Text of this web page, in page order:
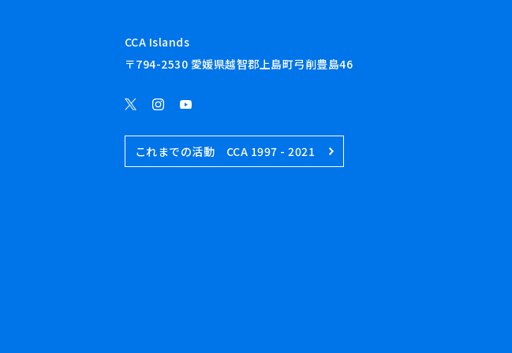
CCA Islands
〒794-2530 愛媛県越智郡上島町弓削豊島46
これまでの活動 CCA 1997 - 2021